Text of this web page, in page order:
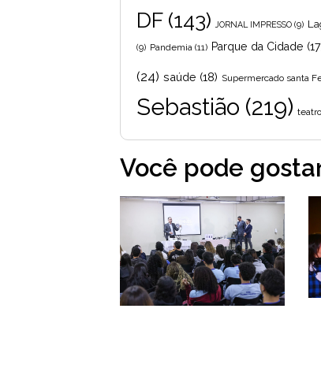
DF(143) JORNAL IMPRESSO (9)
(9) Pandemia (11) Parque da Cidade
(24) saúde (18) Supermercado santa
Sebastião (219) teatro
Você pode